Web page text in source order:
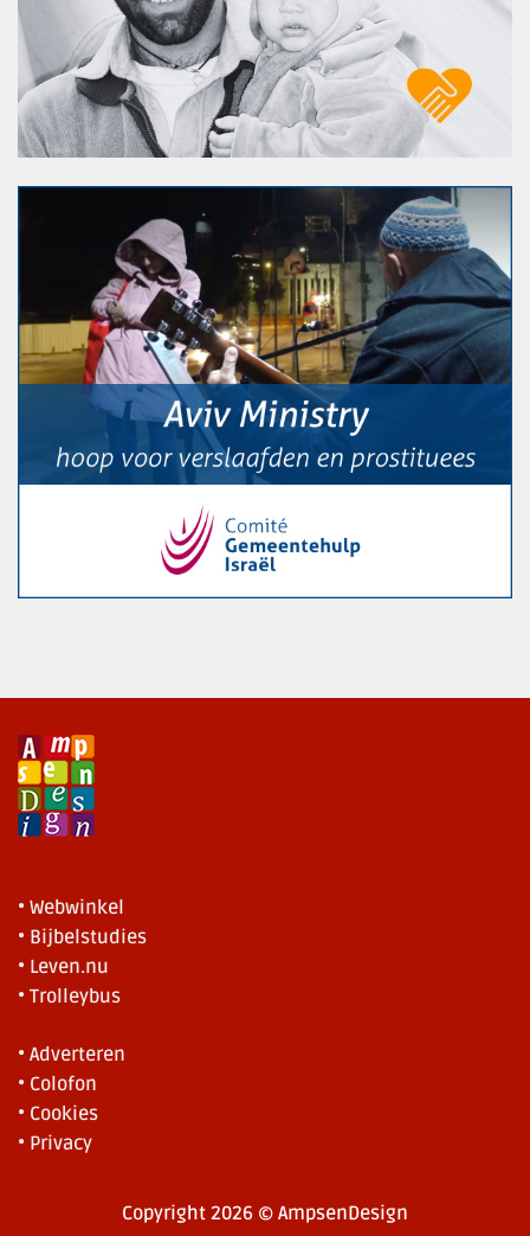
• Webwinkel
• Bijbelstudies
• Leven.nu
• Trolleybus
• Adverteren
• Colofon
• Cookies
• Privacy
Copyright 2026 © AmpsenDesign